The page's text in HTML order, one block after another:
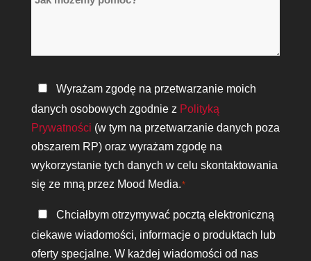
Polityka
prywatności
*
Wyrażam zgodę na przetwarzanie moich
danych osobowych zgodnie z Polityką
Prywatności (w tym na przetwarzanie danych poza
obszarem RP) oraz wyrażam zgodę na
wykorzystanie tych danych w celu skontaktowania
się ze mną przez Mood Media.*
Bądź
w
kontakcie
Chciałbym otrzymywać pocztą elektroniczną
ciekawe wiadomości, informacje o produktach lub
oferty specjalne. W każdej wiadomości od nas